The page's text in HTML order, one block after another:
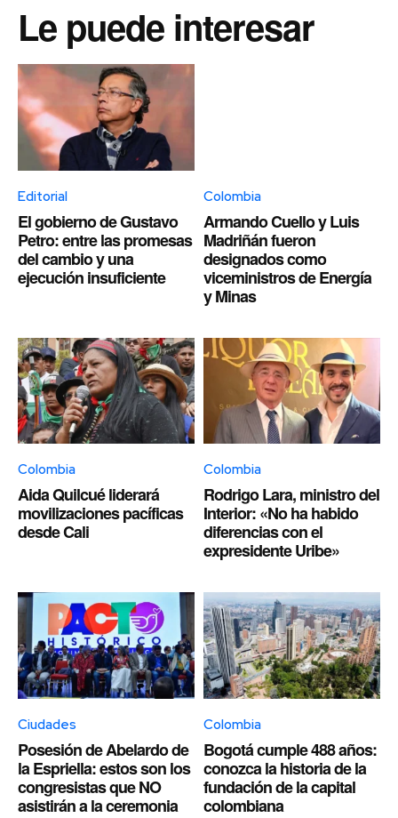
Le puede interesar
Editorial
El gobierno de Gustavo
Petro: entre las promesas
del cambio y una
ejecución insuficiente
Colombia
Armando Cuello y Luis
Madriñán fueron
designados como
viceministros de Energía
y Minas
Colombia
Aida Quilcué liderará
movilizaciones pacíficas
desde Cali
Colombia
Rodrigo Lara, ministro del
Interior: «No ha habido
diferencias con el
expresidente Uribe»
Ciudades
Posesión de Abelardo de
la Espriella: estos son los
congresistas que NO
asistirán a la ceremonia
Colombia
Bogotá cumple 488 años:
conozca la historia de la
fundación de la capital
colombiana